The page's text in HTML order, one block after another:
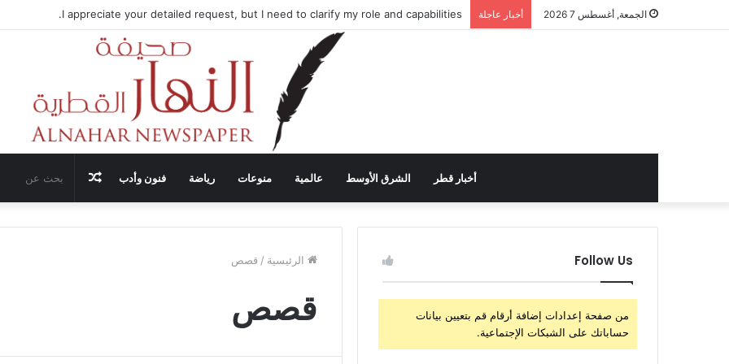
الجمعة, أغسطس 7 2026 أخبار عاجلة I appreciate your detailed request, but I need to clarify my role and capabilities.
أخبار قطر الشرق الأوسط عالمية منوعات رياضة فنون وأدب مقال
عشوائي
الرئيسية / قصص
قصص
Follow Us
من صفحة إعدادات إضافة أرقام قم بتعيين بيانات
حساباتك على الشبكات الإجتماعية.